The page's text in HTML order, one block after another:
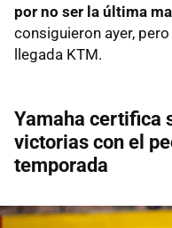
por no ser la última
consiguieron ayer,
llegada KTM.
Yamaha certifica
victorias con el
temporada